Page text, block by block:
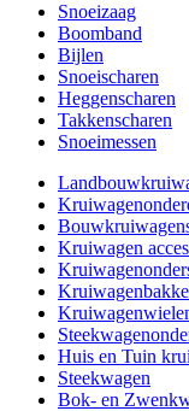
Snoeizaag
Boomband
Bijlen
Snoeischaren
Heggenscharen
Takkenscharen
Snoeimessen
Kruiwagen
Huis en Tuin
Steekwagen
Bok- en